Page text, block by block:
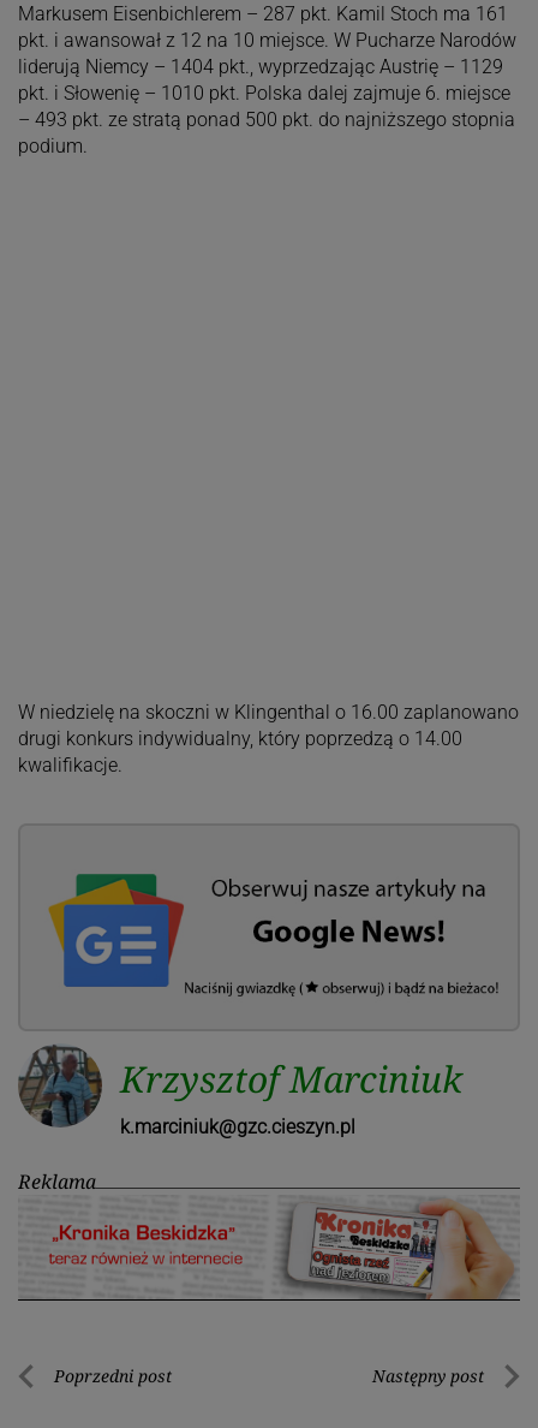
Markusem Eisenbichlerem – 287 pkt. Kamil Stoch ma 161
pkt. i awansował z 12 na 10 miejsce. W Pucharze Narodów
liderują Niemcy – 1404 pkt., wyprzedzając Austrię – 1129
pkt. i Słowenię – 1010 pkt. Polska dalej zajmuje 6. miejsce
– 493 pkt. ze stratą ponad 500 pkt. do najniższego stopnia
podium.
W niedzielę na skoczni w Klingenthal o 16.00 zaplanowano
drugi konkurs indywidualny, który poprzedzą o 14.00
kwalifikacje.
Krzysztof Marciniuk
k.marciniuk@gzc.cieszyn.pl
Reklama
Nawigacja
Poprzedni post Następny post